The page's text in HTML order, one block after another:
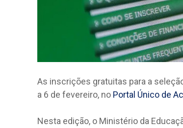
As inscrições gratuitas para a
a 6 de fevereiro, no Portal Único de
Nesta edição, o Ministério da